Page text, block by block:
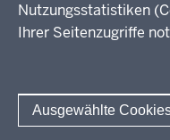
Nutzungsstatistiken
Ihrer Seitenzugriffe
Ausgewählte
Abschlüsse und Anschlüsse
Modellprojekte
Informationsschriften
Bildungsgänge /
Bildungspläne
Fachklassen duales
Unterricht